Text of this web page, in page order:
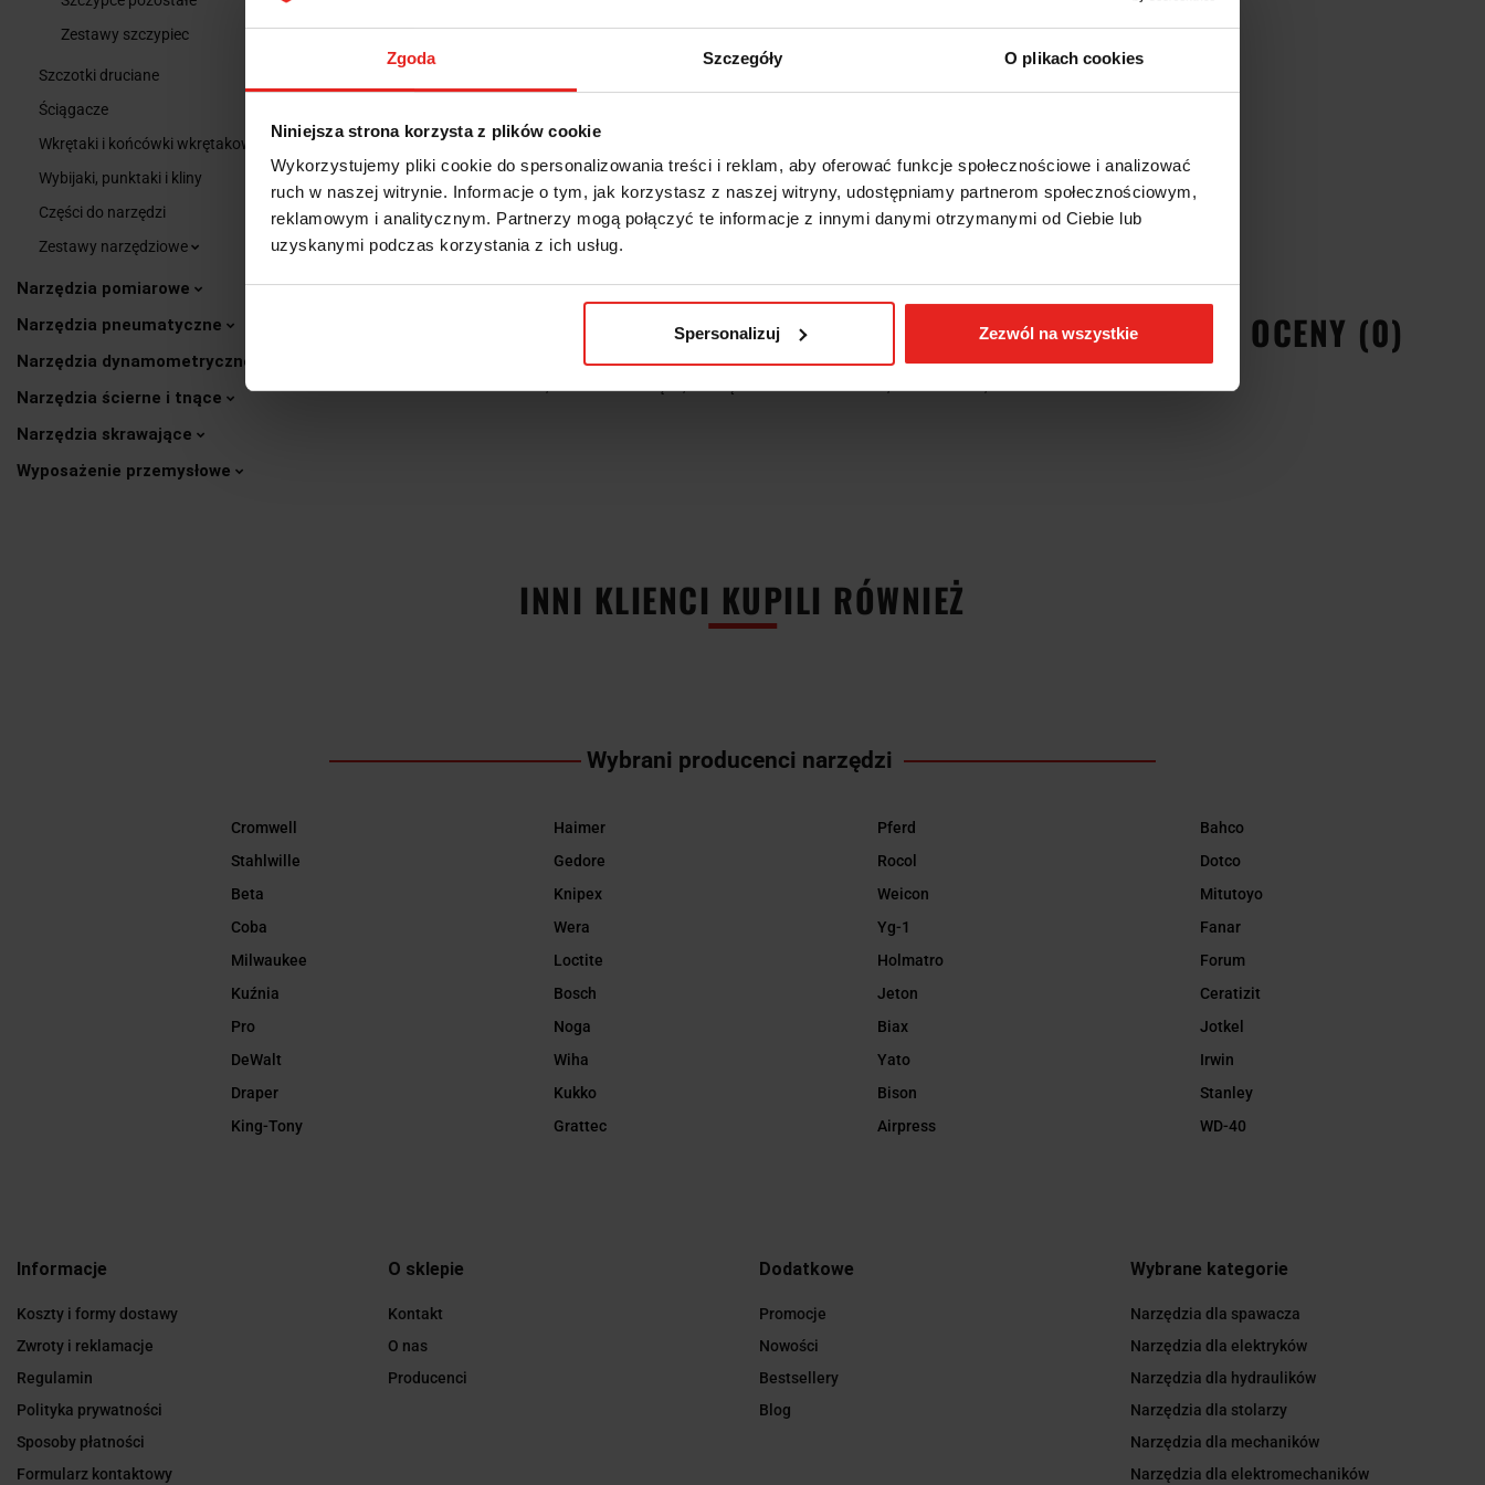
Zgoda Szczegóły O plikach cookies
Niniejsza strona korzysta z plików cookie
Wykorzystujemy pliki cookie do spersonalizowania treści i reklam, aby oferować funkcje społecznościowe i analizować
ruch w naszej witrynie. Informacje o tym, jak korzystasz z naszej witryny, udostępniamy partnerom społecznościowym,
reklamowym i analitycznym. Partnerzy mogą połączyć te informacje z innymi danymi otrzymanymi od Ciebie lub
uzyskanymi podczas korzystania z ich usług.
Spersonalizuj Zezwól na wszystkie
Zestawy szczypiec
Szczotki druciane
Ściągacze
Wkrętaki i końcówki wkrętakowe
Wybijaki, punktaki i kliny
Części do narzędzi
Zestawy narzędziowe
Narzędzia pomiarowe
Narzędzia pneumatyczne
Narzędzia dynamometryczne
Narzędzia ścierne i tnące
Narzędzia skrawające
Wyposażenie przemysłowe
INFORMACJE DOT. BEZPIECZEŃSTWA OPINIE I OCENY (0)
INNI KLIENCI KUPILI RÓWNIEŻ
Wybrani producenci narzędzi
Cromwell
Stahlwille
Beta
Coba
Milwaukee
Kuźnia
Pro
DeWalt
Draper
King-Tony
Haimer
Gedore
Knipex
Wera
Loctite
Bosch
Noga
Wiha
Kukko
Grattec
Pferd
Rocol
Weicon
Yg-1
Holmatro
Jeton
Biax
Yato
Bison
Airpress
Bahco
Dotco
Mitutoyo
Fanar
Forum
Ceratizit
Jotkel
Irwin
Stanley
WD-40
Informacje
Koszty i formy dostawy
Zwroty i reklamacje
Regulamin
Polityka prywatności
Sposoby płatności
Formularz kontaktowy
O sklepie
Kontakt
O nas
Producenci
Dodatkowe
Promocje
Nowości
Bestsellery
Blog
Wybrane kategorie
Narzędzia dla spawacza
Narzędzia dla elektryków
Narzędzia dla hydraulików
Narzędzia dla stolarzy
Narzędzia dla mechaników
Narzędzia dla elektromechaników